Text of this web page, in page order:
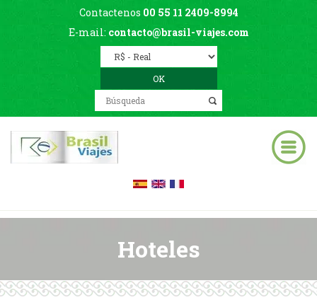
Contactenos 00 55 11 2409-8994
E-mail: contacto@brasil-viajes.com
Hoteles